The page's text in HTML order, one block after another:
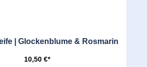
| Glockenblume & Rosmarin
10,50 €*